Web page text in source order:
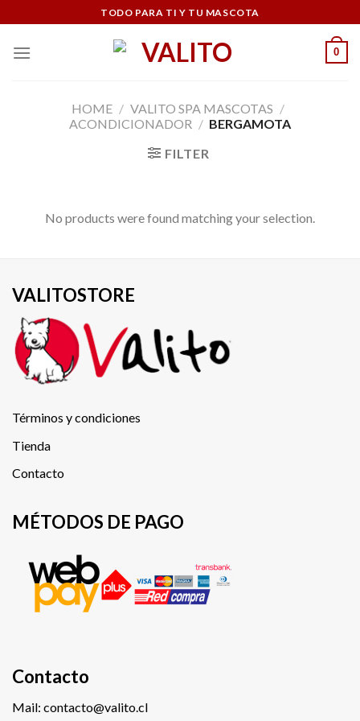
to
content
TODO PARA TI Y TU MASCOTA
0
HOME / VALITO SPA MASCOTAS /
ACONDICIONADOR / BERGAMOTA
FILTER
No products were found matching your selection.
VALITOSTORE
Términos y condiciones
Tienda
Contacto
MÉTODOS DE PAGO
Contacto
Mail: contacto@valito.cl